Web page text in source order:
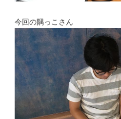
今回の隅っこさん